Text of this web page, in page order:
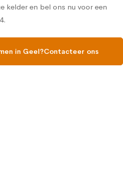
kelder en bel ons nu voor een
in Geel?Contacteer ons